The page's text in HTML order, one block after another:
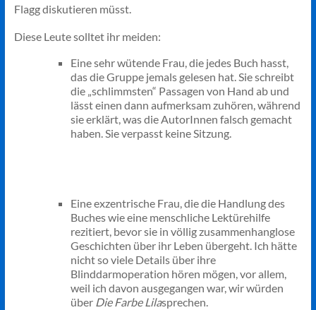
Flagg diskutieren müsst.
Diese Leute solltet ihr meiden:
Eine sehr wütende Frau, die jedes Buch hasst,
das die Gruppe jemals gelesen hat. Sie schreibt
die „schlimmsten“ Passagen von Hand ab und
lässt einen dann aufmerksam zuhören, während
sie erklärt, was die AutorInnen falsch gemacht
haben. Sie verpasst keine Sitzung.
Eine exzentrische Frau, die die Handlung des
Buches wie eine menschliche Lektürehilfe
rezitiert, bevor sie in völlig zusammenhanglose
Geschichten über ihr Leben übergeht. Ich hätte
nicht so viele Details über ihre
Blinddarmoperation hören mögen, vor allem,
weil ich davon ausgegangen war, wir würden
über Die Farbe Lilasprechen.